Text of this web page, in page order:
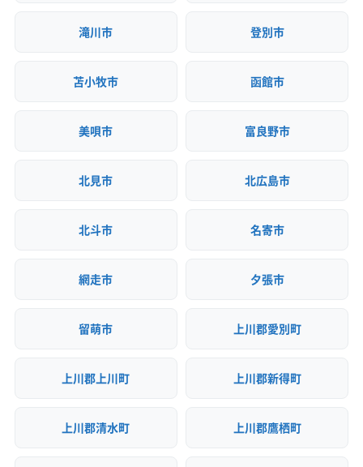
滝川市 登別市
苫小牧市 函館市
美唄市 富良野市
北見市 北広島市
北斗市 名寄市
網走市 夕張市
留萌市 上川郡愛別町
上川郡上川町 上川郡新得町
上川郡清水町 上川郡鷹栖町